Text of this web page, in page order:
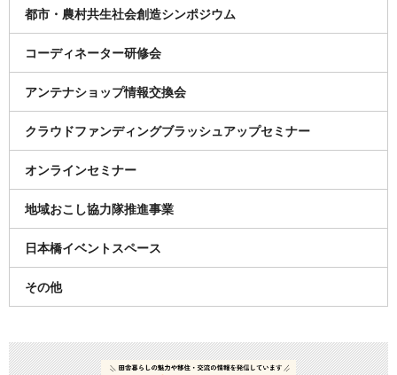
都市・農村共生社会創造シンポジウム
コーディネーター研修会
アンテナショップ情報交換会
クラウドファンディングブラッシュアップセミナー
オンラインセミナー
地域おこし協力隊推進事業
日本橋イベントスペース
その他